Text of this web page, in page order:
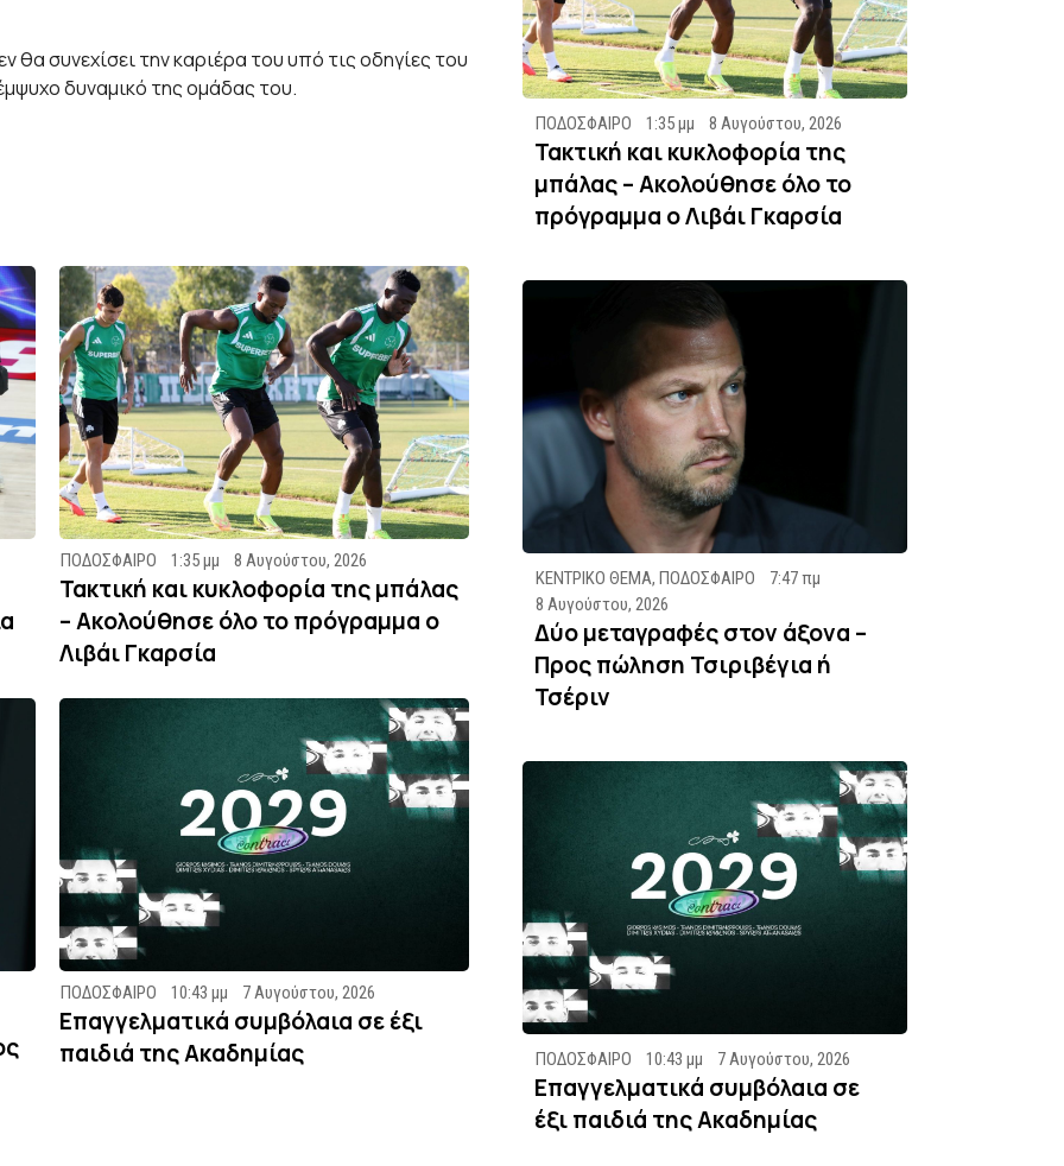
θα συνεχίσει την καριέρα του υπό τις οδηγίες του
δυναμικό της ομάδας του.
ΠΟΔΟΣΦΑΙΡΟ 1:35 μμ 8 Αυγούστου, 2026
Τακτική και κυκλοφορία της μπάλας
– Ακολούθησε όλο το πρόγραμμα ο
Λιβάι Γκαρσία
ΠΟΔΟΣΦΑΙΡΟ 10:43 μμ 7 Αυγούστου, 2026
Επαγγελματικά συμβόλαια σε έξι
παιδιά της Ακαδημίας
ΠΟΔΟΣΦΑΙΡΟ 1:35 μμ 8 Αυγούστου, 2026
Τακτική και κυκλοφορία της
μπάλας – Ακολούθησε όλο το
πρόγραμμα ο Λιβάι Γκαρσία
ΚΕΝΤΡΙΚΟ ΘΕΜΑ, ΠΟΔΟΣΦΑΙΡΟ
7:47 πμ
8 Αυγούστου, 2026
Δύο μεταγραφές στον άξονα –
Προς πώληση Τσιριβέγια ή
Τσέριν
ΠΟΔΟΣΦΑΙΡΟ 10:43 μμ 7 Αυγούστου, 2026
Επαγγελματικά συμβόλαια σε
έξι παιδιά της Ακαδημίας